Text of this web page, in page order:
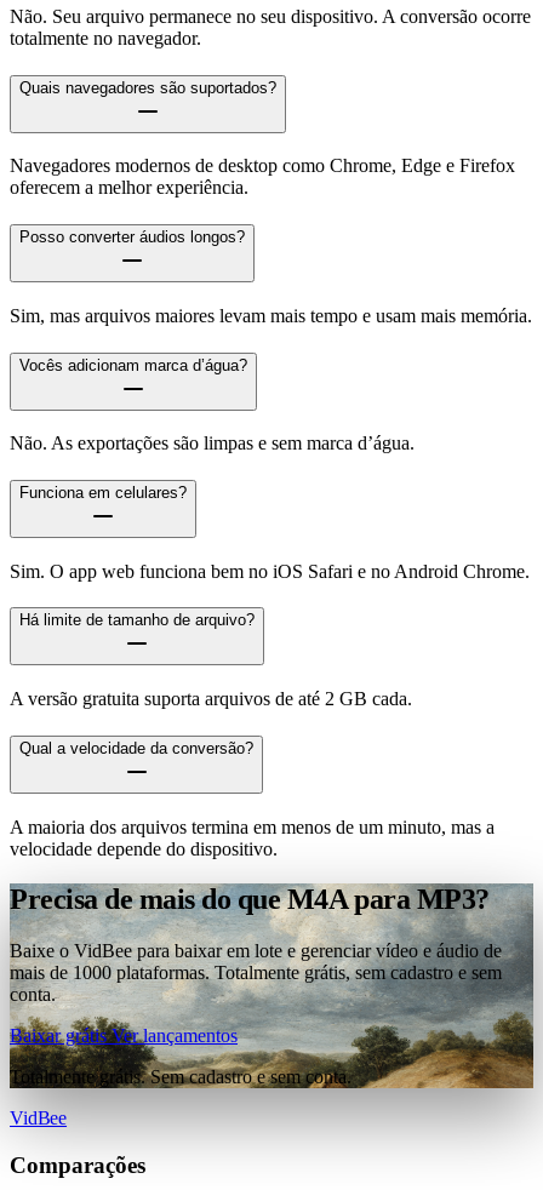
Não. Seu arquivo permanece no seu dispositivo. A conversão ocorre
totalmente no navegador.
Quais navegadores são suportados?
Navegadores modernos de desktop como Chrome, Edge e Firefox
oferecem a melhor experiência.
Posso converter áudios longos?
Sim, mas arquivos maiores levam mais tempo e usam mais memória.
Vocês adicionam marca d’água?
Não. As exportações são limpas e sem marca d’água.
Funciona em celulares?
Sim. O app web funciona bem no iOS Safari e no Android Chrome.
Há limite de tamanho de arquivo?
A versão gratuita suporta arquivos de até 2 GB cada.
Qual a velocidade da conversão?
A maioria dos arquivos termina em menos de um minuto, mas a
velocidade depende do dispositivo.
Precisa de mais do que M4A para MP3?
Baixe o VidBee para baixar em lote e gerenciar vídeo e áudio de
mais de 1000 plataformas. Totalmente grátis, sem cadastro e sem
conta.
Baixar grátisVer lançamentos
Totalmente grátis. Sem cadastro e sem conta.
VidBee
Comparações